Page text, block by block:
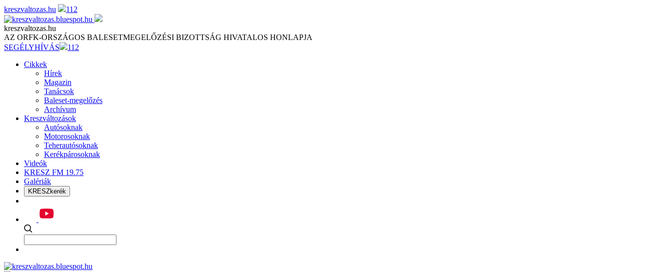
Skip
to
content
kreszvaltozas.hu 112
kreszvaltozas.hu
AZ ORFK-ORSZÁGOS BALESETMEGELŐZÉSI BIZOTTSÁG HIVATALOS HONLAPJA
SEGÉLYHÍVÁS
112
Cikkek
Hírek
Magazin
Tanácsok
Baleset-megelőzés
Archívum
Kreszváltozások
Autósoknak
Motorosoknak
Teherautósoknak
Kerékpárosoknak
Videók
KRESZ FM 19.75
Galériák
KRESZkerék